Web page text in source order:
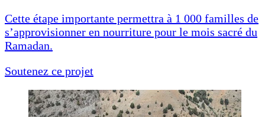
Cette étape importante permettra à 1 000 familles de
s’approvisionner en nourriture pour le mois sacré du
Ramadan.
Soutenez ce projet